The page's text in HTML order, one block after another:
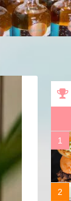
カ
フ
ェ
イ
ー